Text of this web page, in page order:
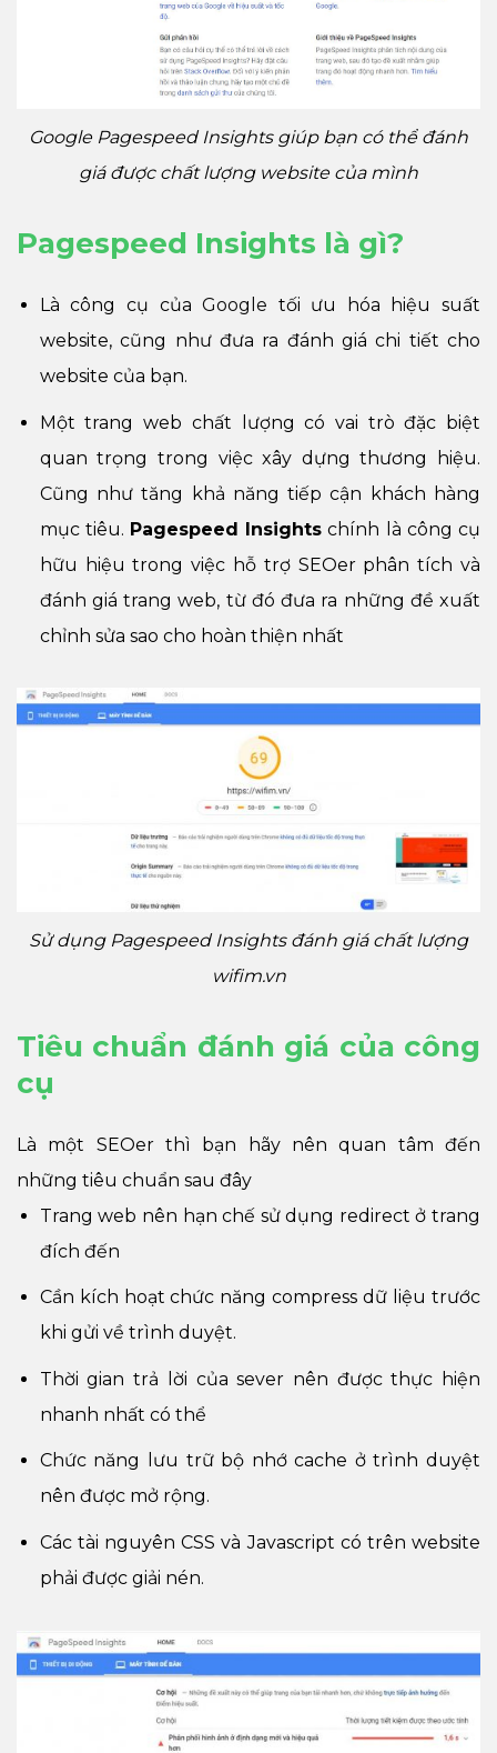
Google Pagespeed Insights giúp bạn có thể đánh
giá được chất lượng website của mình
Pagespeed Insights là gì?
Là công cụ củaGoogle tối ưu hóa hiệu suất
website, cũng như đưa ra đánh giá chi tiết cho
website của bạn.
Một trang web chất lượng có vai trò đặc biệt
quan trọng trong việc xây dựng thương hiệu.
Cũng như tăng khả năng tiếp cận khách hàng
mục tiêu. Pagespeed Insights chính là công cụ
hữu hiệu trong việc hỗ trợ SEOer phân tích và
đánh giá trang web, từ đó đưa ra những đề xuất
chỉnh sửa sao cho hoàn thiện nhất
Sử dụng Pagespeed Insights đánh giá chất lượng
wifim.vn
Tiêu chuẩn đánh giá của công
cụ
Là một SEOer thì bạn hãy nên quan tâm đến
những tiêu chuẩn sau đây
Trang web nên hạn chế sử dụng redirect ở trang
đích đến
Cần kích hoạt chức năng compress dữ liệu trước
khi gửi về trình duyệt.
Thời gian trả lời của sever nên được thực hiện
nhanh nhất có thể
Chức năng lưu trữ bộ nhớ cache ở trình duyệt
nên được mở rộng.
Các tài nguyên CSS và Javascript có trên website
phải được giải nén.